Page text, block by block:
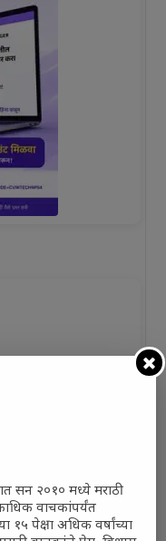
सन २०१० मध्ये मराठी
वाचकांपर्यंत
१५ पेक्षा अधिक वर्षांच्या